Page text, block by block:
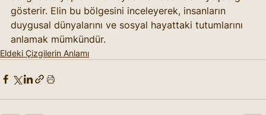
gösterir. Elin bu bölgesini inceleyerek, insanların
duygusal dünyalarını ve sosyal hayattaki tutumlarını
anlamak mümkündür.
Eldeki Çizgilerin Anlamı